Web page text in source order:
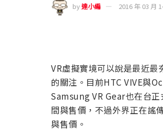
by達小編 2016 年 03 月
VR虛擬實境可以說是最近
的關注。目前HTC VIVE與
Samsung VR Gear也在台
間與售價，不過外界正在謠
與售價。